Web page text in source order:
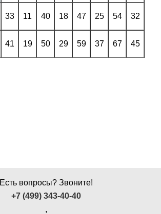
33 11 40 18 47 25 54 32
41 19 50 29 59 37 67 45
Есть вопросы? Звоните!
+7 (499) 343-40-40
,